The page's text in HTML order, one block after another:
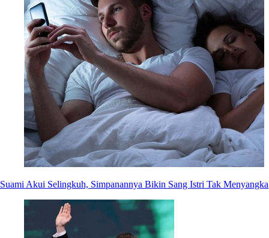
Suami Akui Selingkuh, Simpanannya Bikin Sang Istri Tak Menyangka